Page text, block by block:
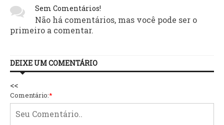
Sem Comentários!
Não há comentários, mas você pode ser o
primeiro a comentar.
DEIXE UM COMENTÁRIO
<<
Comentário:*